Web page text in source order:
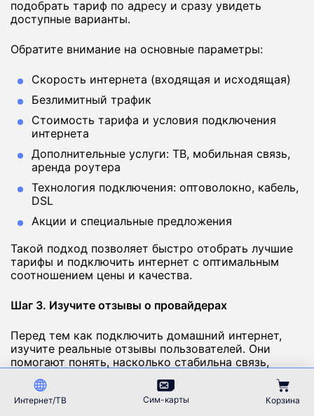
подобрать тариф по адресу и сразу увидеть
доступные варианты.
Обратите внимание на основные параметры:
Скорость интернета (входящая и исходящая)
Безлимитный трафик
Стоимость тарифа и условия подключения
интернета
Дополнительные услуги: ТВ, мобильная связь,
аренда роутера
Технология подключения: оптоволокно, кабель,
DSL
Акции и специальные предложения
Такой подход позволяет быстро отобрать лучшие
тарифы и подключить интернет с оптимальным
соотношением цены и качества.
Шаг 3. Изучите отзывы о провайдерах
Перед тем как подключить домашний интернет,
изучите реальные отзывы пользователей. Они
помогают понять, насколько стабильна связь,
соответствует ли скорость заявленной и как
быстро работает техническая поддержка.
Интернет/ТВ Сим-карты Корзина